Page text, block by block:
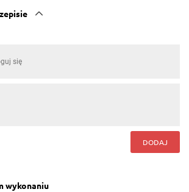
DODAJ
wykonaniu